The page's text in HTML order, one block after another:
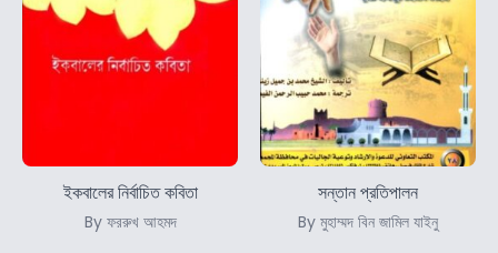
ইকবালের নির্বাচিত কবিতা
By ফররুখ আহমদ
সন্তান প্রতিপালন
By মুহাম্মদ বিন জামিল যাইনু